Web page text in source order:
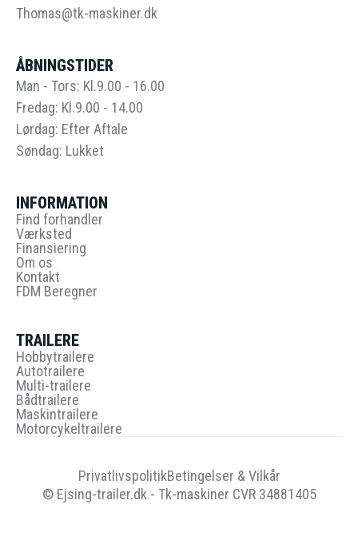
Thomas@tk-maskiner.dk
ÅBNINGSTIDER
Man - Tors: Kl.9.00 - 16.00
Fredag: Kl.9.00 - 14.00
Lørdag: Efter Aftale
Søndag: Lukket
INFORMATION
Find forhandler
Værksted
Finansiering
Om os
Kontakt
FDM Beregner
TRAILERE
Hobbytrailere
Autotrailere
Multi-trailere
Bådtrailere
Maskintrailere
Motorcykeltrailere
© Ejsing-trailer.dk - Tk-maskiner CVR 34881405
PrivatlivspolitikBetingelser & Vilkår